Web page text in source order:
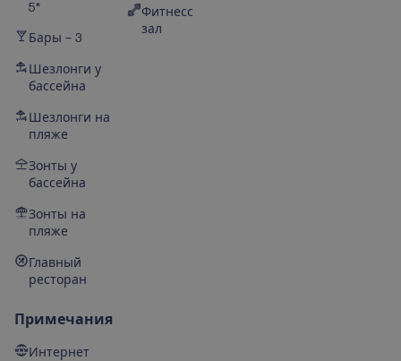
5*
Бары – 3
Шезлонги у
бассейна
Шезлонги на
пляже
Зонты у
бассейна
Зонты на
пляже
Главный
ресторан
Фитнесс
зал
Примечания
Интернет